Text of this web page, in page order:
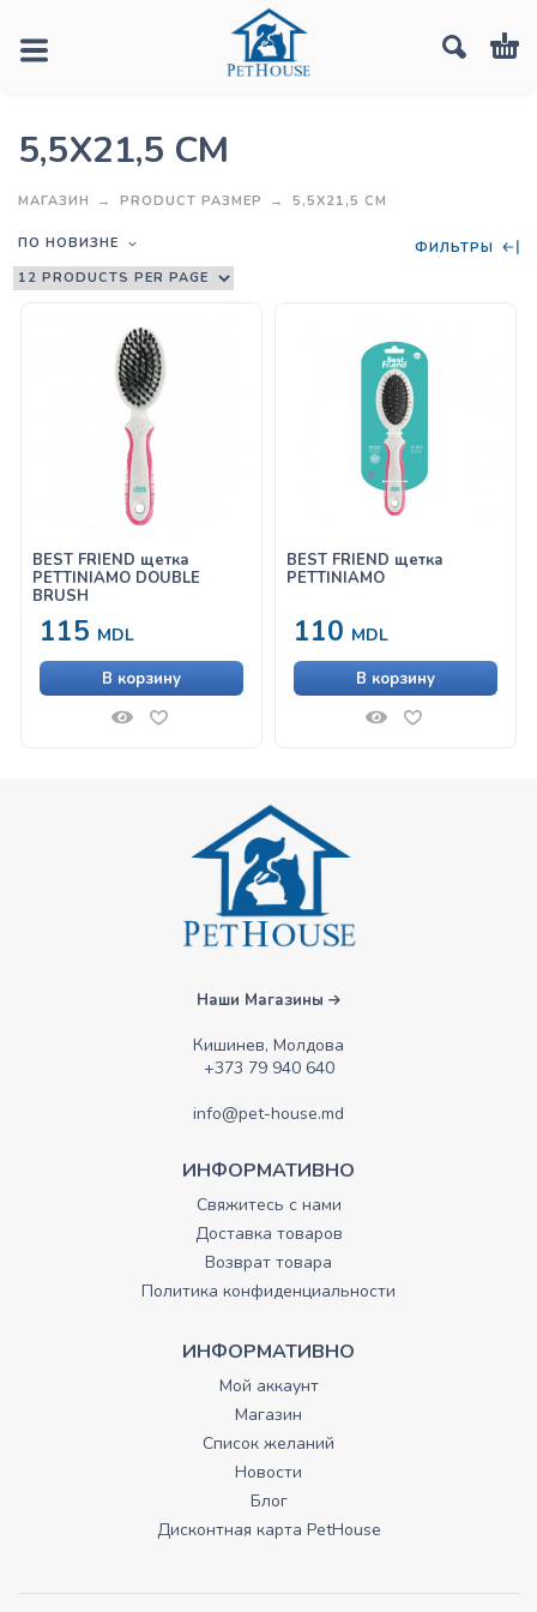
5,5X21,5 CM
МАГАЗИН PRODUCT РАЗМЕР 5,5X21,5 CM
ПО НОВИЗНЕ ФИЛЬТРЫ
BEST FRIEND щетка
PETTINIAMO DOUBLE
BRUSH
115 MDL
В корзину
BEST FRIEND щетка
PETTINIAMO
110 MDL
В корзину
Наши Магазины
Кишинев, Молдова
+373 79 940 640
info@pet-house.md
ИНФОРМАТИВНО
Свяжитесь с нами
Доставка товаров
Возврат товара
Политика конфиденциальности
ИНФОРМАТИВНО
Мой аккаунт
Магазин
Список желаний
Новости
Блог
Дисконтная карта PetHouse